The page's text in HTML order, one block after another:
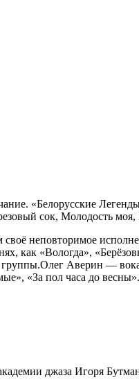
«Белорусские
сок, Молодость моя,
своё неповторимое
как «Вологда»,
Аверин —
«За пол часа до весны».
джаза Игоря